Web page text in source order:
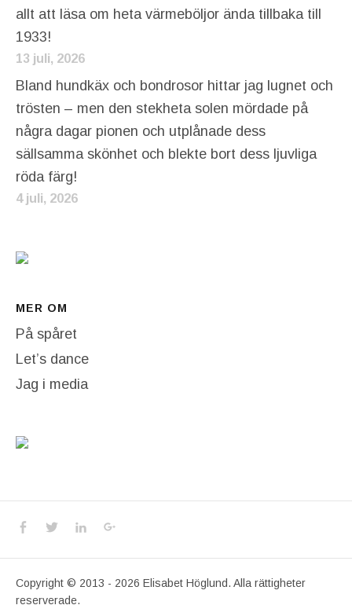
allt att läsa om heta värmeböljor ända tillbaka till
1933!
13 juli, 2026
Bland hundkäx och bondrosor hittar jag lugnet och
trösten – men den stekheta solen mördade på
några dagar pionen och utplånade dess
sällsamma skönhet och blekte bort dess ljuvliga
röda färg!
4 juli, 2026
MER OM
På spåret
Let’s dance
Jag i media
Social Media Profiles
Facebook
TwitterLinkedIn
Copyright © 2013 - 2026 Elisabet Höglund. Alla rättigheter
reserverade.